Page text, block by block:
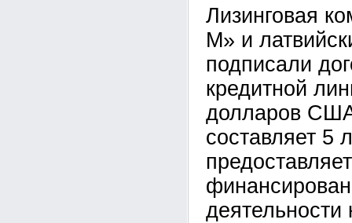
Лизинговая
М» и
подписали
кредитной
долларов
составляет 5
деятельности